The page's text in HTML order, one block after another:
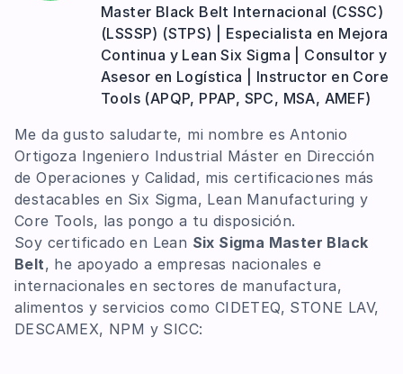
2 Sample T
Análisis de Varianzas (ANOVA One Way)
Diseño de Experimentos (DOE)
Regresión Lineal
Master Black Belt Internacional (CSSC)
(LSSSP) (STPS) | Especialista en Mejora
Continua y Lean Six Sigma | Consultor y
Asesor en Logística | Instructor en Core
Tools (APQP, PPAP, SPC, MSA, AMEF)
Me da gusto saludarte, mi nombre es Antonio
Ortigoza Ingeniero Industrial Máster en Dirección
de Operaciones y Calidad, mis certificaciones más
destacables en Six Sigma, Lean Manufacturing y
Core Tools, las pongo a tu disposición.
Soy certificado en Lean Six Sigma Master Black
Belt, he apoyado a empresas nacionales e
internacionales en sectores de manufactura,
alimentos y servicios como CIDETEQ, STONE LAV,
DESCAMEX, NPM y SICC: